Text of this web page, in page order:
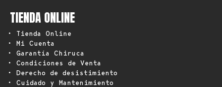
TIENDA ONLINE
• Tienda Online
• Mi Cuenta
• Garantía Chiruca
• Condiciones de Venta
• Derecho de desistimiento
• Cuidado y Mantenimiento